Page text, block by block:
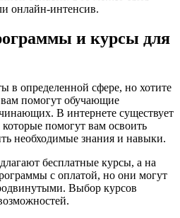
онлайн-интенсив.
и курсы для
в определенной сфере, но хотите
вам помогут обучающие
В интернете существует
помогут вам освоить
необходимые знания и навыки.
бесплатные курсы, а на
с оплатой, но они могут
Выбор курсов